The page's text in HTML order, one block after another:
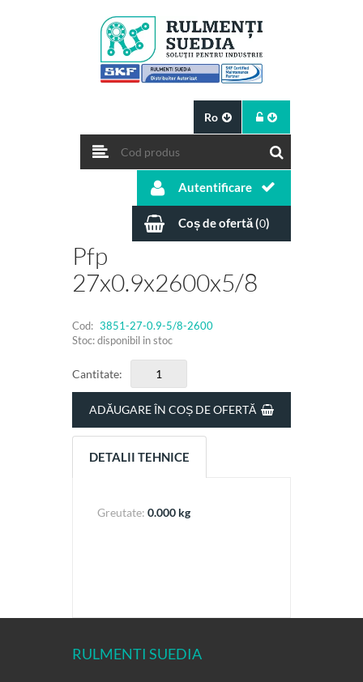
Ro
Autentificare
Coș de ofertă (0)
Pfp
27x0.9x2600x5/8
Cod: 3851-27-0.9-5/8-2600
Stoc: disponibil in stoc
Cantitate:
DETALII TEHNICE
Greutate: 0.000 kg
RULMENTI SUEDIA